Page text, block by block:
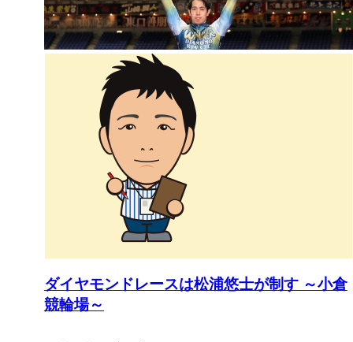
ダイヤモンドレースは松浦悠士が制す ～小倉
競輪場～